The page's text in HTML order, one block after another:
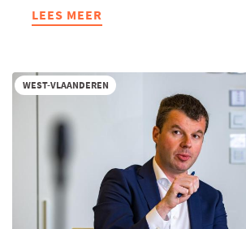
LEES MEER
ABOUT
ADVANCED
MATERIALS
INVESTEERT
FORS
WEST-VLAANDEREN